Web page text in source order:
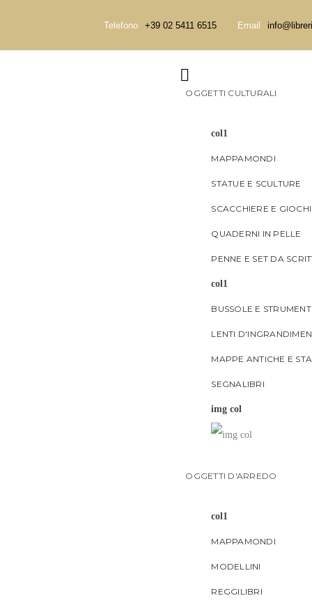
Telefono +39 02 5411 6515 Email

OGGETTI CULTURALI
col1
MAPPAMONDI
STATUE E SCULTURE
SCACCHIERE E
QUADERNI IN PELLE
PENNE E SET DA
col1
BUSSOLE E STRUMENTI
LENTI
MAPPE ANTICHE E
SEGNALIBRI
img col
OGGETTI D'ARREDO
col1
MAPPAMONDI
MODELLINI
REGGILIBRI